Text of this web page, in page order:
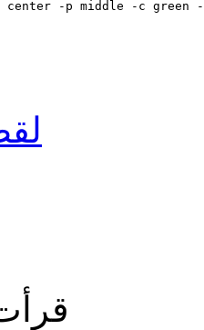
قرأت 1028